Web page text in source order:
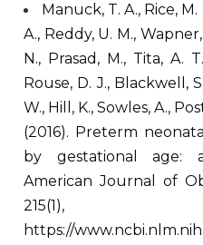
Manuck, T. A., Rice,
A., Reddy, U. M.,
N., Prasad, M., Tita, A.
Rouse, D. J., Blackwell,
W., Hill, K., Sowles, A.,
(2016). Preterm
by gestational age:
American Journal of
215(1),
https://